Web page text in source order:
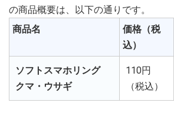
の商品概要は、以下の通りです。
商品名
価格（税
込）
ソフトスマホリング
クマ・ウサギ
110円
（税込）